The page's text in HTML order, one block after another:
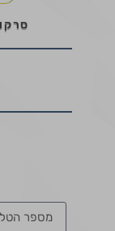
סרקו QR